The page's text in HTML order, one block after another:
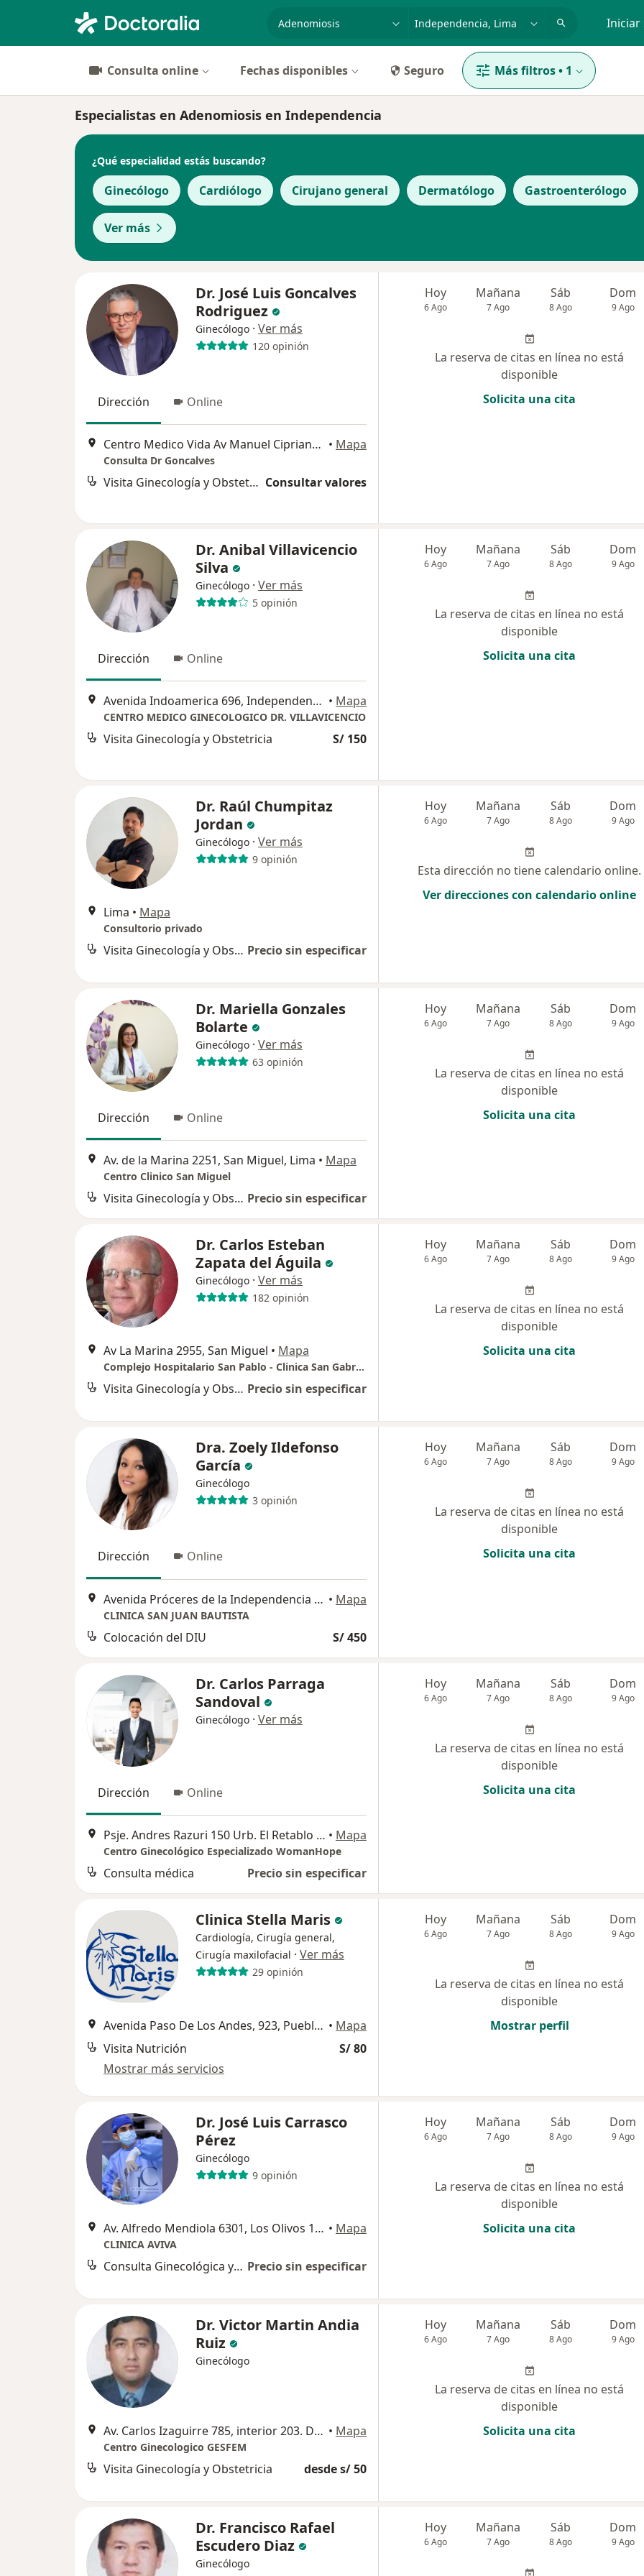
Iniciar
Consulta online Fechas disponibles Seguro Más filtros• 1
Especialistas en Adenomiosis en Independencia
¿Qué especialidad estás buscando?
Ginecólogo Cardiólogo Cirujano general Dermatólogo Gastroenterólogo
Ver más
Dr. José Luis Goncalves
Rodriguez
Ginecólogo · Ver más
120 opinión
Dirección Online
Centro Medico Vida Av Manuel Cipriano Dulanto 1465, Pueblo Libre, Lima • Mapa
Consulta Dr Goncalves
Visita Ginecología y Obstetricia Consultar valores
Hoy
6 Ago
Mañana
7 Ago
Sáb
8 Ago
Dom
9 Ago
La reserva de citas en línea no está
disponible
Solicita una cita
Dr. Anibal Villavicencio
Silva
Ginecólogo · Ver más
5 opinión
Dirección Online
Avenida Indoamerica 696, Independencia • Mapa
CENTRO MEDICO GINECOLOGICO DR. VILLAVICENCIO
Visita Ginecología y Obstetricia S/ 150
Hoy
6 Ago
Mañana
7 Ago
Sáb
8 Ago
Dom
9 Ago
La reserva de citas en línea no está
disponible
Solicita una cita
Dr. Raúl Chumpitaz
Jordan
Ginecólogo · Ver más
9 opinión
Lima • Mapa
Consultorio privado
Visita Ginecología y Obstetricia Precio sin especificar
Hoy
6 Ago
Mañana
7 Ago
Sáb
8 Ago
Dom
9 Ago
Esta dirección no tiene calendario online.
Ver direcciones con calendario online
Dr. Mariella Gonzales
Bolarte
Ginecólogo · Ver más
63 opinión
Dirección Online
Av. de la Marina 2251, San Miguel, Lima • Mapa
Centro Clinico San Miguel
Visita Ginecología y Obstetricia Precio sin especificar
Hoy
6 Ago
Mañana
7 Ago
Sáb
8 Ago
Dom
9 Ago
La reserva de citas en línea no está
disponible
Solicita una cita
Dr. Carlos Esteban
Zapata del Águila
Ginecólogo · Ver más
182 opinión
Av La Marina 2955, San Miguel • Mapa
Complejo Hospitalario San Pablo - Clinica San Gabriel
Visita Ginecología y Obstetricia Precio sin especificar
Hoy
6 Ago
Mañana
7 Ago
Sáb
8 Ago
Dom
9 Ago
La reserva de citas en línea no está
disponible
Solicita una cita
Dra. Zoely Ildefonso
García
Ginecólogo
3 opinión
Dirección Online
Avenida Próceres de la Independencia 1764, Lima • Mapa
CLINICA SAN JUAN BAUTISTA
Colocación del DIU S/ 450
Hoy
6 Ago
Mañana
7 Ago
Sáb
8 Ago
Dom
9 Ago
La reserva de citas en línea no está
disponible
Solicita una cita
Dr. Carlos Parraga
Sandoval
Ginecólogo · Ver más
Dirección Online
Psje. Andres Razuri 150 Urb. El Retablo 4ta etapa Comas, Lima • Mapa
Centro Ginecológico Especializado WomanHope
Consulta médica Precio sin especificar
Hoy
6 Ago
Mañana
7 Ago
Sáb
8 Ago
Dom
9 Ago
La reserva de citas en línea no está
disponible
Solicita una cita
Clinica Stella Maris
Cardiología, Cirugía general,
Cirugía maxilofacial · Ver más
29 opinión
Avenida Paso De Los Andes, 923, Pueblo Libre • Mapa
Visita Nutrición
S/ 80
Mostrar más servicios
Hoy
6 Ago
Mañana
7 Ago
Sáb
8 Ago
Dom
9 Ago
La reserva de citas en línea no está
disponible
Mostrar perfil
Dr. José Luis Carrasco
Pérez
Ginecólogo
9 opinión
Av. Alfredo Mendiola 6301, Los Olivos 15301 • Mapa
CLINICA AVIVA
Consulta Ginecológica y Embarazo Precio sin especificar
Hoy
6 Ago
Mañana
7 Ago
Sáb
8 Ago
Dom
9 Ago
La reserva de citas en línea no está
disponible
Solicita una cita
Dr. Victor Martin Andia
Ruiz
Ginecólogo
Av. Carlos Izaguirre 785, interior 203. Distrito Los Olivos , Lima • Mapa
Centro Ginecologico GESFEM
Visita Ginecología y Obstetricia desde s/ 50
Hoy
6 Ago
Mañana
7 Ago
Sáb
8 Ago
Dom
9 Ago
La reserva de citas en línea no está
disponible
Solicita una cita
Dr. Francisco Rafael
Escudero Diaz
Ginecólogo
Hoy
6 Ago
Mañana
7 Ago
Sáb
8 Ago
Dom
9 Ago